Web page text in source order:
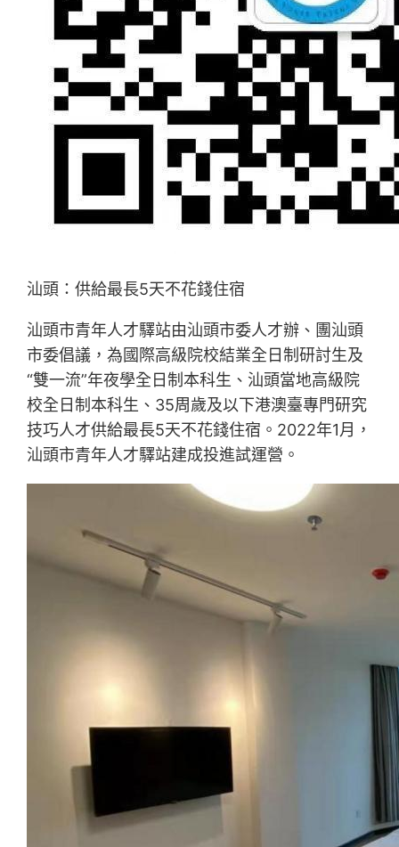
汕頭：供給最長5天不花錢住宿
汕頭市青年人才驛站由汕頭市委人才辦、團汕頭
市委倡議，為國際高級院校結業全日制研討生及
“雙一流”年夜學全日制本科生、汕頭當地高級院
校全日制本科生、35周歲及以下港澳臺專門研究
技巧人才供給最長5天不花錢住宿。2022年1月，
汕頭市青年人才驛站建成投進試運營。